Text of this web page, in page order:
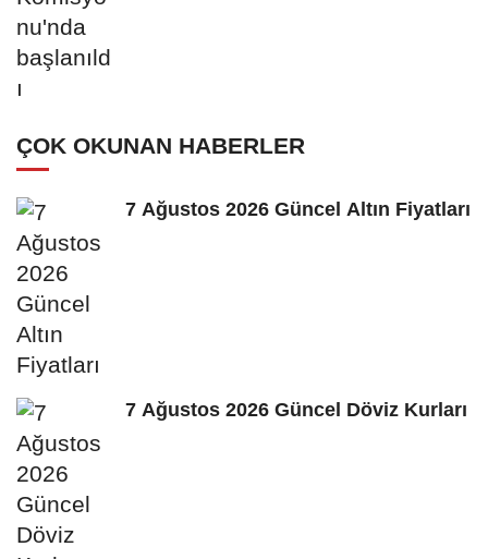
ÇOK OKUNAN HABERLER
7 Ağustos 2026 Güncel Altın Fiyatları
7 Ağustos 2026 Güncel Döviz Kurları